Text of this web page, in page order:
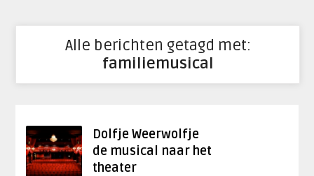
Alle berichten getagd met:
familiemusical
Dolfje Weerwolfje
de musical naar het
theater